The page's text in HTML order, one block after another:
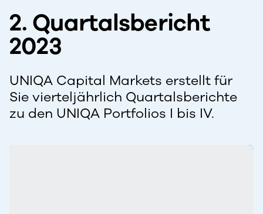
2. Quartalsbericht
2023
UNIQA Capital Markets erstellt für
Sie vierteljährlich Quartalsberichte
zu den UNIQA Portfolios I bis IV.